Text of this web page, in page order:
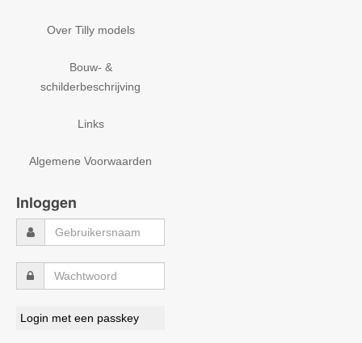
Over Tilly models
Bouw- &
schilderbeschrijving
Links
Algemene Voorwaarden
Inloggen
Login met een passkey